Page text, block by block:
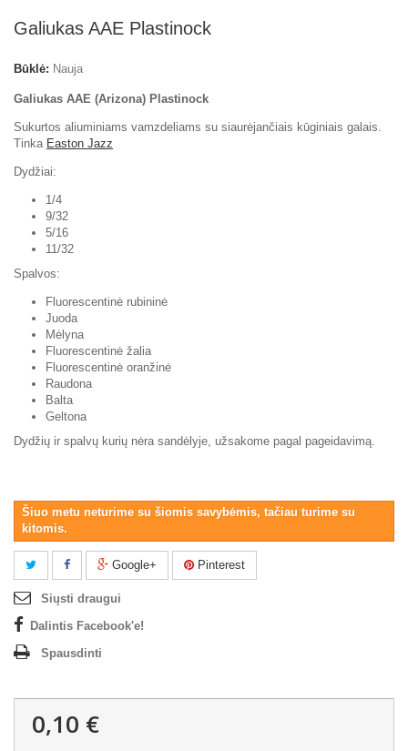
Galiukas AAE Plastinock
Būklė: Nauja
Galiukas AAE (Arizona) Plastinock
Sukurtos aliuminiams vamzdeliams su siaurėjančiais kūginiais galais.
Tinka Easton Jazz
Dydžiai:
1/4
9/32
5/16
11/32
Spalvos:
Fluorescentinė rubininė
Juoda
Mėlyna
Fluorescentinė žalia
Fluorescentinė oranžinė
Raudona
Balta
Geltona
Dydžių ir spalvų kurių nėra sandėlyje, užsakome pagal pageidavimą.
Šiuo metu neturime su šiomis savybėmis, tačiau turime su
kitomis.
Google+ Pinterest
Siųsti draugui
Dalintis Facebook'e!
Spausdinti
0,10 €